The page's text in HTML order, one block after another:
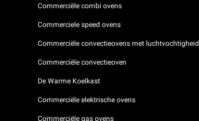
Commerciële combi ovens
Commerciele speed ovens
Commerciële convectieovens met luchtvochtigheid
Commerciële convectieoven
De Warme Koelkast
Commerciële elektrische ovens
Commerciële gas ovens